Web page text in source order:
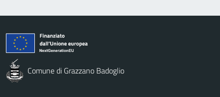
Comune di Grazzano Badoglio